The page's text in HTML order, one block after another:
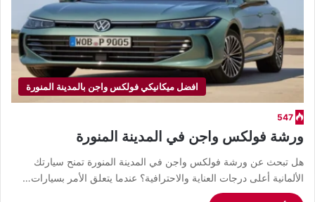
افضل ميكانيكي فولكس واجن بالمدينة المنورة
547
ورشة فولكس واجن في المدينة المنورة
هل تبحث عن ورشة فولكس واجن في المدينة المنورة تمنح سيارتك
الألمانية أعلى درجات العناية والاحترافية؟ عندما يتعلق الأمر بسيارات…